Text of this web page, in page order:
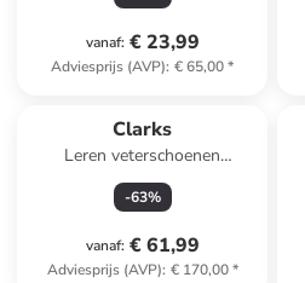
vanaf: € 23,99
Adviesprijs (AVP): € 65,00*
Clarks
Leren veterschoenen
"Wallabee" paars
-63%
vanaf: € 61,99
Adviesprijs (AVP): € 170,00*